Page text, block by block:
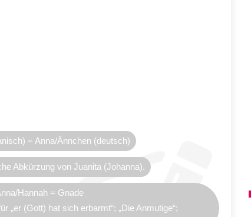
= Anna/Ännchen (deutsch)
Abkürzung von Juanita (Johanna).
Hannah = Gnade
„er (Gott) hat sich erbarmt“; „Die Anmutige“;